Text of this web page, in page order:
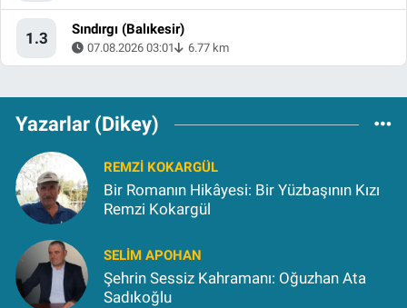
1.3 Sındırgı (Balıkesir)
07.08.2026 03:01 6.77 km
Yazarlar (Dikey)
REMZI KOKARGÜL
Bir Romanın Hikâyesi: Bir Yüzbaşının Kızı
Remzi Kokargül
SELIM APOHAN
Şehrin Sessiz Kahramanı: Oğuzhan Ata
Sadıkoğlu